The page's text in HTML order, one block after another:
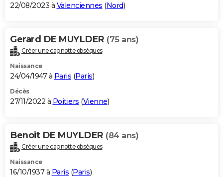
S'inscrire
Se connecter
Lycées
Collèges
Primaires
Universités
Entreprises
Service militaire
Avis de recherche
AVIS DE DÉCÈS
Bricolage
Lifestyle
Culture
Sport
Auto
Television
Voyage
Cinema
22/08/2023 à Valenciennes (Nord)
Gerard DE MUYLDER (75 ans)
Créer une cagnotte obsèques
Naissance
24/04/1947 à Paris (Paris)
Décès
27/11/2022 à Poitiers (Vienne)
Benoit DE MUYLDER (84 ans)
Créer une cagnotte obsèques
Naissance
16/10/1937 à Paris (Paris)